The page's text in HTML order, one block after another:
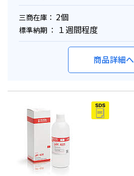
三商在庫： 2個
標準納期 ： １週間程度
商品詳細へ